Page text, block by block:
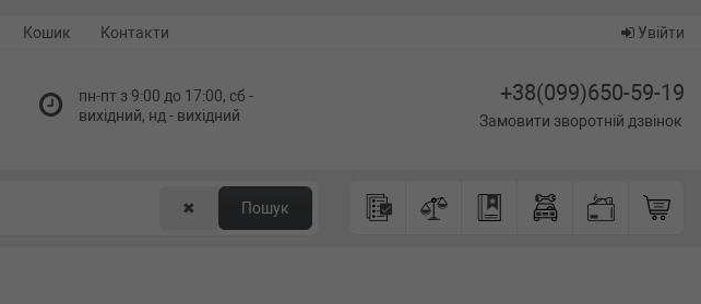
Кошик Контакти Увійти
пн-пт з 9:00 до 17:00, сб -
вихідний, нд - вихідний
+38(099)650-59-19
Замовити зворотній дзвінок
✖ Пошук